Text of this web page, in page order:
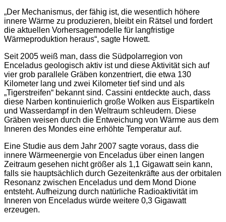
„Der Mechanismus, der fähig ist, die wesentlich höhere
innere Wärme zu produzieren, bleibt ein Rätsel und fordert
die aktuellen Vorhersagemodelle für langfristige
Wärmeproduktion heraus“, sagte Howett.
Seit 2005 weiß man, dass die Südpolarregion von
Enceladus geologisch aktiv ist und diese Aktivität sich auf
vier grob parallele Gräben konzentriert, die etwa 130
Kilometer lang und zwei Kilometer tief sind und als
„Tigerstreifen“ bekannt sind. Cassini entdeckte auch, dass
diese Narben kontinuierlich große Wolken aus Eispartikeln
und Wasserdampf in den Weltraum schleudern. Diese
Gräben weisen durch die Entweichung von Wärme aus dem
Inneren des Mondes eine erhöhte Temperatur auf.
Eine Studie aus dem Jahr 2007 sagte voraus, dass die
innere Wärmeenergie von Enceladus über einen langen
Zeitraum gesehen nicht größer als 1,1 Gigawatt sein kann,
falls sie hauptsächlich durch Gezeitenkräfte aus der orbitalen
Resonanz zwischen Enceladus und dem Mond Dione
entsteht. Aufheizung durch natürliche Radioaktivität im
Inneren von Enceladus würde weitere 0,3 Gigawatt
erzeugen.